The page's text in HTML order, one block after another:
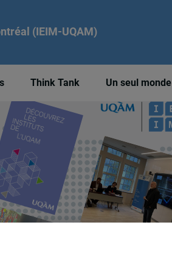
(IEIM-UQAM)
Think Tank Un seul monde